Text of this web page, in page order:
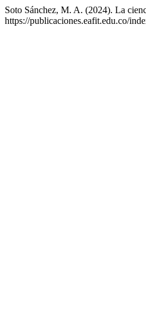
Soto Sánchez, M. A. (2024). La
https://publicaciones.eafit.edu.co/